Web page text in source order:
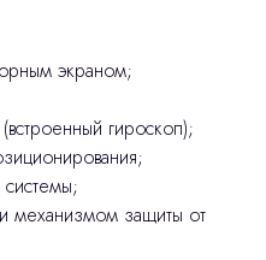
экраном;
гироскоп);
системы;
механизмом защиты от